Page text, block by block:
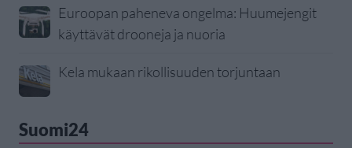
Euroopan paheneva ongelma: Huumejengit
käyttävät drooneja ja nuoria
Kela mukaan rikollisuuden torjuntaan
Suomi24